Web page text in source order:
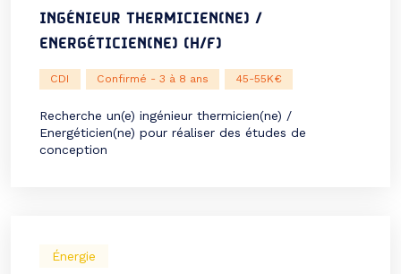
INGÉNIEUR THERMICIEN(NE) /
ENERGÉTICIEN(NE) (H/F)
CDI Confirmé - 3 à 8 ans 45-55K€
Recherche un(e) ingénieur thermicien(ne) /
Energéticien(ne) pour réaliser des études de
conception
Énergie